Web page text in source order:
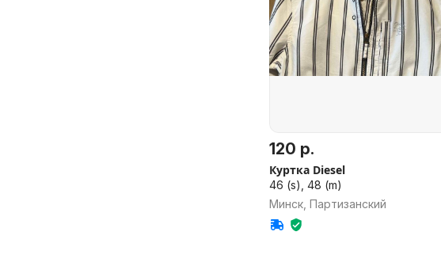
120 р.
Куртка Diesel
46 (s), 48 (m)
Минск, Партизанский